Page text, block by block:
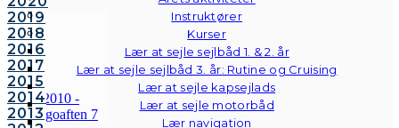
Instruktører
Kurser
Lær at sejle sejlbåd 1. & 2. år
Lær at sejle sejlbåd 3. år: Rutine og Cruising
Lær at sejle kapsejlads
Lær at sejle motorbåd
Lær navigation
2019
2018
2016
2017
2015
2014
2013